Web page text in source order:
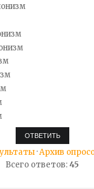
·Архив
Всего ответов:45